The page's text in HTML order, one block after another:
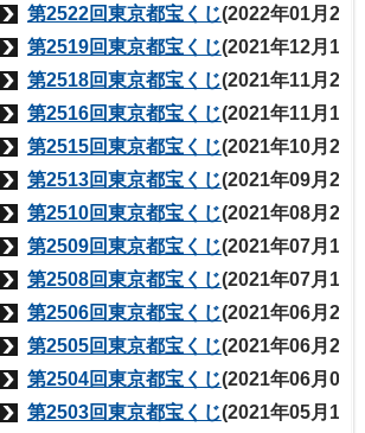
第2522回東京都宝くじ(2022年01月21
第2519回東京都宝くじ(2021年12月17
第2518回東京都宝くじ(2021年11月26
第2516回東京都宝くじ(2021年11月19
第2515回東京都宝くじ(2021年10月22
第2513回東京都宝くじ(2021年09月24
第2510回東京都宝くじ(2021年08月20
第2509回東京都宝くじ(2021年07月15
第2508回東京都宝くじ(2021年07月15
第2506回東京都宝くじ(2021年06月25
第2505回東京都宝くじ(2021年06月25
第2504回東京都宝くじ(2021年06月04
第2503回東京都宝くじ(2021年05月14